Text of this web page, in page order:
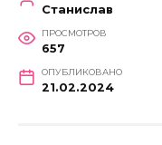
Станислав
ПРОСМОТРОВ
657
ОПУБЛИКОВАНО
21.02.2024